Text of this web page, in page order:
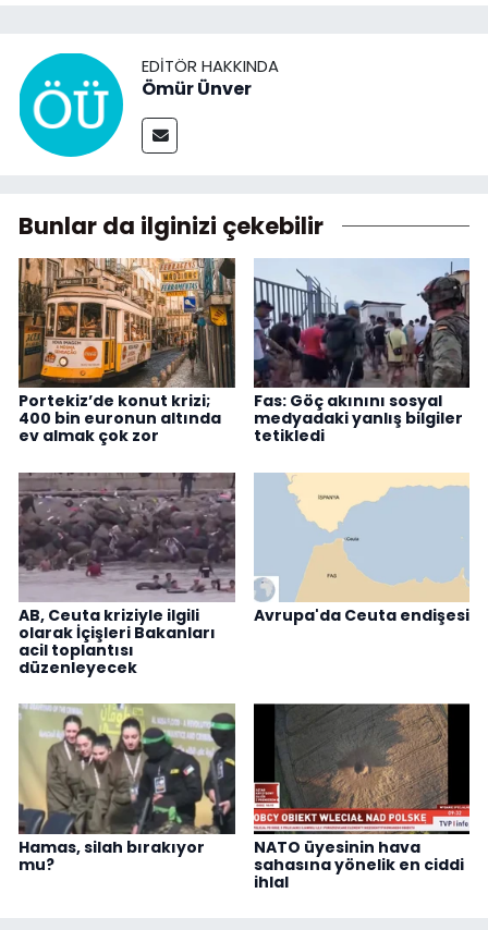
EDITÖR HAKKINDA
Ömür Ünver
Bunlar da ilginizi çekebilir
Portekiz’de konut krizi;
400 bin euronun altında
ev almak çok zor
Fas: Göç akınını sosyal
medyadaki yanlış bilgiler
tetikledi
AB, Ceuta kriziyle ilgili
olarak İçişleri Bakanları
acil toplantısı
düzenleyecek
Avrupa'da Ceuta endişesi
Hamas, silah bırakıyor
mu?
NATO üyesinin hava
sahasına yönelik en ciddi
ihlal